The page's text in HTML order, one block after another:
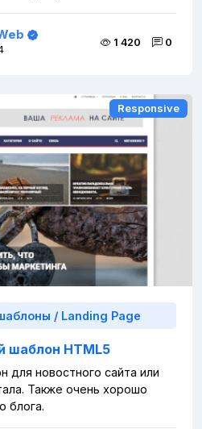
1 420 0
Responsive
Responsive
/ Landing Page
шаблон HTML5
для новостного сайта или
Также очень хорошо
блога.